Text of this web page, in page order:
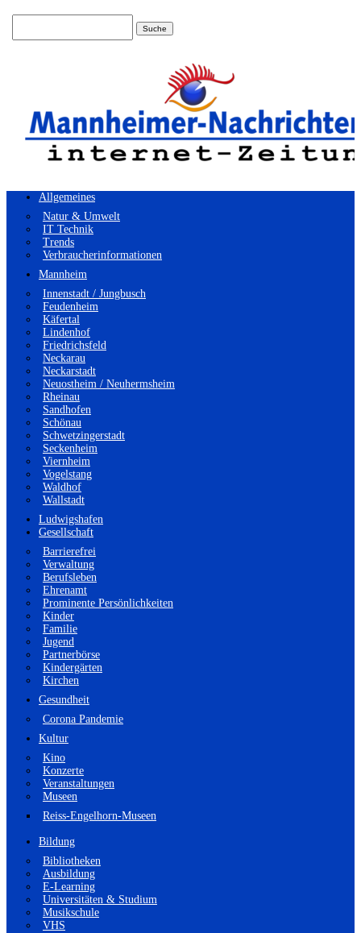
Allgemeines
Natur & Umwelt
IT Technik
Trends
Verbraucherinformationen
Mannheim
Innenstadt / Jungbusch
Feudenheim
Käfertal
Lindenhof
Friedrichsfeld
Neckarau
Neckarstadt
Neuostheim / Neuhermsheim
Rheinau
Sandhofen
Schönau
Schwetzingerstadt
Seckenheim
Viernheim
Vogelstang
Waldhof
Wallstadt
Ludwigshafen
Gesellschaft
Barrierefrei
Verwaltung
Berufsleben
Ehrenamt
Prominente Persönlichkeiten
Kinder
Familie
Jugend
Partnerbörse
Kindergärten
Kirchen
Gesundheit
Corona Pandemie
Kultur
Kino
Konzerte
Veranstaltungen
Museen
Reiss-Engelhorn-Museen
Bildung
Bibliotheken
Ausbildung
E-Learning
Universitäten & Studium
Musikschule
VHS